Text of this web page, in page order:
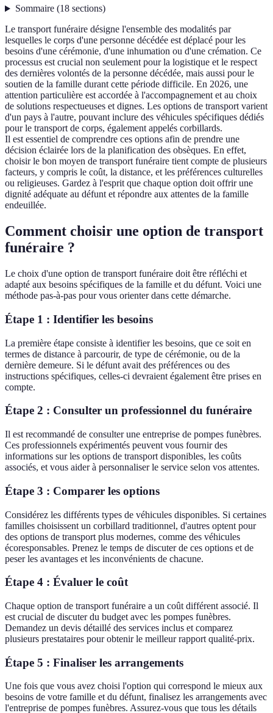
Sommaire(18 sections)
Le transport funéraire désigne l'ensemble des modalités par
lesquelles le corps d'une personne décédée est déplacé pour les
besoins d'une cérémonie, d'une inhumation ou d'une crémation. Ce
processus est crucial non seulement pour la logistique et le respect
des dernières volontés de la personne décédée, mais aussi pour le
soutien de la famille durant cette période difficile. En 2026, une
attention particulière est accordée à l'accompagnement et au choix
de solutions respectueuses et dignes. Les options de transport varient
d'un pays à l'autre, pouvant inclure des véhicules spécifiques dédiés
pour le transport de corps, également appelés corbillards.
Il est essentiel de comprendre ces options afin de prendre une
décision éclairée lors de la planification des obsèques. En effet,
choisir le bon moyen de transport funéraire tient compte de plusieurs
facteurs, y compris le coût, la distance, et les préférences culturelles
ou religieuses. Gardez à l'esprit que chaque option doit offrir une
dignité adéquate au défunt et répondre aux attentes de la famille
endeuillée.
Comment choisir une option de transport
funéraire ?
Le choix d'une option de transport funéraire doit être réfléchi et
adapté aux besoins spécifiques de la famille et du défunt. Voici une
méthode pas-à-pas pour vous orienter dans cette démarche.
Étape 1 : Identifier les besoins
La première étape consiste à identifier les besoins, que ce soit en
termes de distance à parcourir, de type de cérémonie, ou de la
dernière demeure. Si le défunt avait des préférences ou des
instructions spécifiques, celles-ci devraient également être prises en
compte.
Étape 2 : Consulter un professionnel du funéraire
Il est recommandé de consulter une entreprise de pompes funèbres.
Ces professionnels expérimentés peuvent vous fournir des
informations sur les options de transport disponibles, les coûts
associés, et vous aider à personnaliser le service selon vos attentes.
Étape 3 : Comparer les options
Considérez les différents types de véhicules disponibles. Si certaines
familles choisissent un corbillard traditionnel, d'autres optent pour
des options de transport plus modernes, comme des véhicules
écoresponsables. Prenez le temps de discuter de ces options et de
peser les avantages et les inconvénients de chacune.
Étape 4 : Évaluer le coût
Chaque option de transport funéraire a un coût différent associé. Il
est crucial de discuter du budget avec les pompes funèbres.
Demandez un devis détaillé des services inclus et comparez
plusieurs prestataires pour obtenir le meilleur rapport qualité-prix.
Étape 5 : Finaliser les arrangements
Une fois que vous avez choisi l'option qui correspond le mieux aux
besoins de votre famille et du défunt, finalisez les arrangements avec
l'entreprise de pompes funèbres. Assurez-vous que tous les détails